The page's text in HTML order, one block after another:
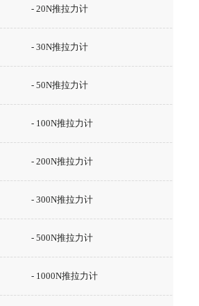
- 20N推拉力计
- 30N推拉力计
- 50N推拉力计
- 100N推拉力计
- 200N推拉力计
- 300N推拉力计
- 500N推拉力计
- 1000N推拉力计